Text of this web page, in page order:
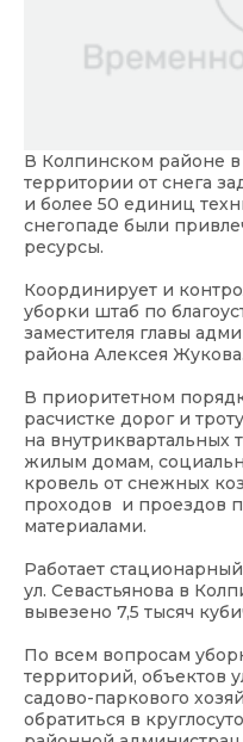
В Колпинском районе в
территории от снега
и более 50 единиц
снегопаде были
ресурсы.
Координирует и
уборки штаб по
заместителя главы
района Алексея Жукова.
В приоритетном
расчистке дорог и
на внутриквартальных
жилым домам,
кровель от снежных
проходов и проездов
материалами.
Работает
ул. Севастьянова в
вывезено 7,5 тысяч
По всем вопросам
территорий, объектов
садово-паркового
обратиться в